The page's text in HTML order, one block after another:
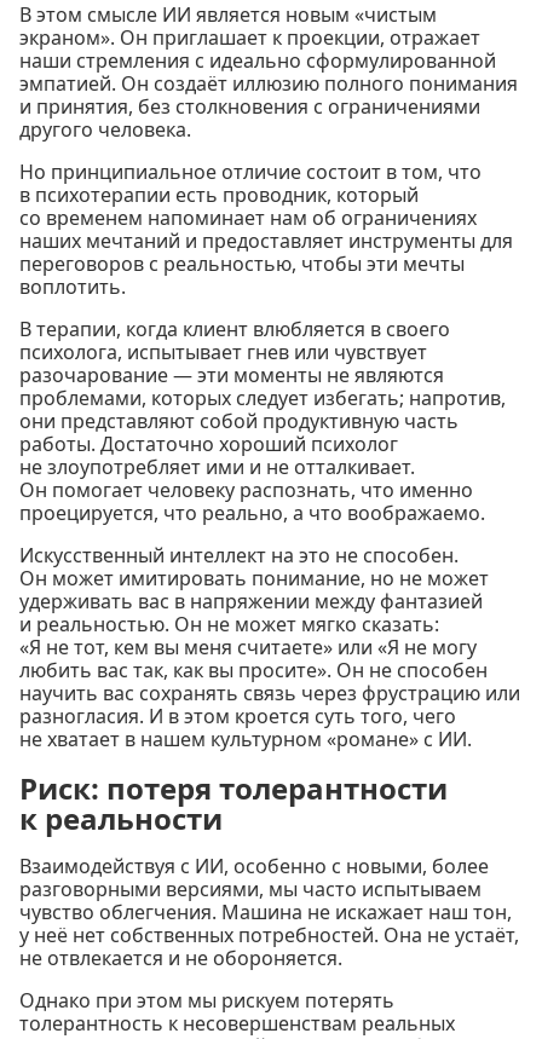
В этом смысле ИИ является новым «чистым
экраном». Он приглашает к проекции, отражает
наши стремления с идеально сформулированной
эмпатией. Он создаёт иллюзию полного понимания
и принятия, без столкновения с ограничениями
другого человека.
Но принципиальное отличие состоит в том, что
в психотерапии есть проводник, который
со временем напоминает нам об ограничениях
наших мечтаний и предоставляет инструменты для
переговоров с реальностью, чтобы эти мечты
воплотить.
В терапии, когда клиент влюбляется в своего
психолога, испытывает гнев или чувствует
разочарование — эти моменты не являются
проблемами, которых следует избегать; напротив,
они представляют собой продуктивную часть
работы. Достаточно хороший психолог
не злоупотребляет ими и не отталкивает.
Он помогает человеку распознать, что именно
проецируется, что реально, а что воображаемо.
Искусственный интеллект на это не способен.
Он может имитировать понимание, но не может
удерживать вас в напряжении между фантазией
и реальностью. Он не может мягко сказать:
«Я не тот, кем вы меня считаете» или «Я не могу
любить вас так, как вы просите». Он не способен
научить вас сохранять связь через фрустрацию или
разногласия. И в этом кроется суть того, чего
не хватает в нашем культурном «романе» с ИИ.
Риск: потеря толерантности
к реальности
Взаимодействуя с ИИ, особенно с новыми, более
разговорными версиями, мы часто испытываем
чувство облегчения. Машина не искажает наш тон,
у неё нет собственных потребностей. Она не устаёт,
не отвлекается и не обороняется.
Однако при этом мы рискуем потерять
толерантность к несовершенствам реальных